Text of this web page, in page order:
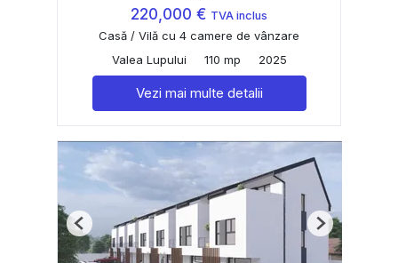
220,000 € TVA inclus
Casă / Vilă cu 4 camere de vânzare
Valea Lupului
110 mp 2025
Vezi mai multe detalii
Previous Next